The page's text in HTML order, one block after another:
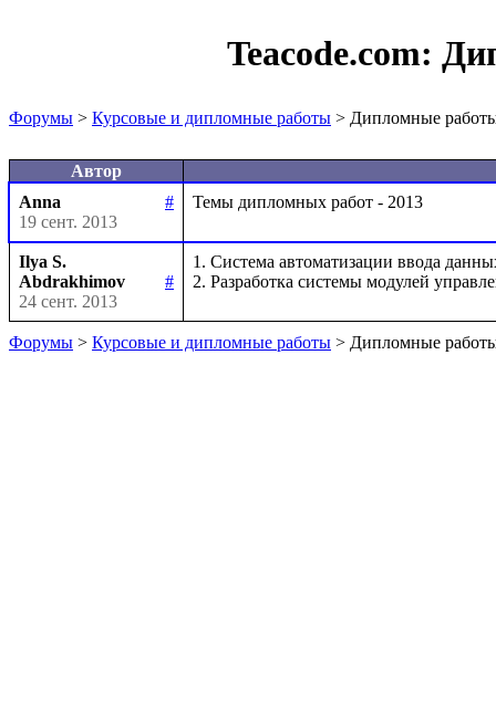
Teacode.com:
Форумы > Курсовые и дипломные работы > Дипломные
Автор
Anna
#
19 сент. 2013
Ilya S.
Abdrakhimov
#
24 сент. 2013
1. Система автоматизации ввода
Форумы > Курсовые и дипломные работы > Дипломные